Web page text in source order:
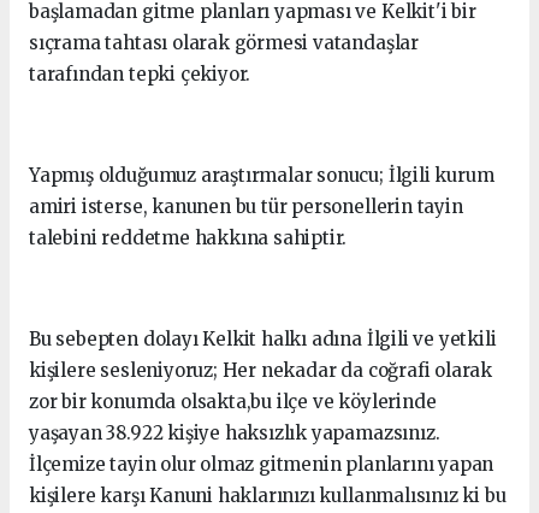
başlamadan gitme planları yapması ve Kelkit'i bir
sıçrama tahtası olarak görmesi vatandaşlar
tarafından tepki çekiyor.
Yapmış olduğumuz araştırmalar sonucu; İlgili kurum
amiri isterse, kanunen bu tür personellerin tayin
talebini reddetme hakkına sahiptir.
Bu sebepten dolayı Kelkit halkı adına İlgili ve yetkili
kişilere sesleniyoruz; Her nekadar da coğrafi olarak
zor bir konumda olsakta,bu ilçe ve köylerinde
yaşayan 38.922 kişiye haksızlık yapamazsınız.
İlçemize tayin olur olmaz gitmenin planlarını yapan
kişilere karşı Kanuni haklarınızı kullanmalısınız ki bu